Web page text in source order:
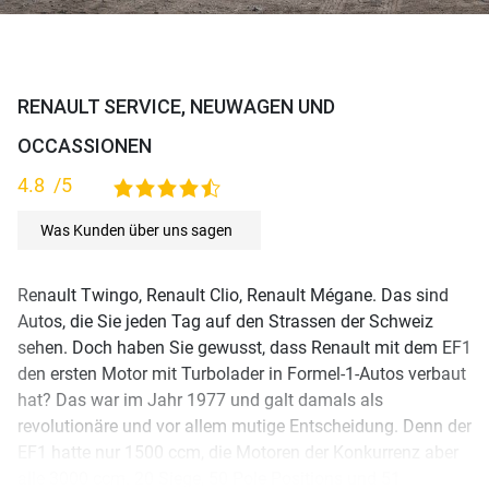
RENAULT SERVICE, NEUWAGEN UND
OCCASSIONEN
4.8 /5 4,8 rating based on 115 ratings
Was Kunden über uns sagen
Renault Twingo, Renault Clio, Renault Mégane. Das sind
Autos, die Sie jeden Tag auf den Strassen der Schweiz
sehen. Doch haben Sie gewusst, dass Renault mit dem EF1
den ersten Motor mit Turbolader in Formel-1-Autos verbaut
hat? Das war im Jahr 1977 und galt damals als
revolutionäre und vor allem mutige Entscheidung. Denn der
EF1 hatte nur 1500 ccm, die Motoren der Konkurrenz aber